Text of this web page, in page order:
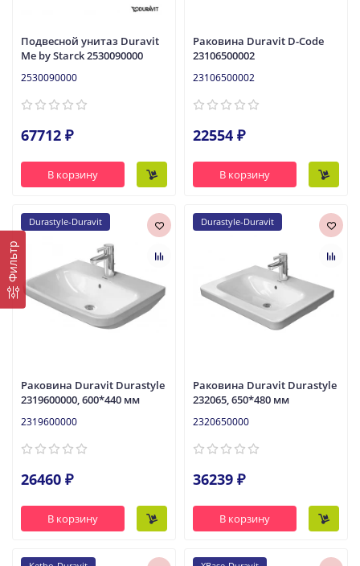
Фильтр
Подвесной унитаз Duravit
Me by Starck 2530090000
2530090000
67712 ₽
В корзину
Раковина Duravit D-Code
23106500002
23106500002
22554 ₽
В корзину
Durastyle-Duravit
Раковина Duravit Durastyle
2319600000, 600*440 мм
2319600000
26460 ₽
В корзину
Durastyle-Duravit
Раковина Duravit Durastyle
232065, 650*480 мм
2320650000
36239 ₽
В корзину